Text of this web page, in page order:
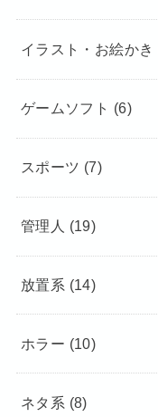
イラスト・お絵かき
ゲームソフト (6)
スポーツ (7)
管理人 (19)
放置系 (14)
ホラー (10)
ネタ系 (8)